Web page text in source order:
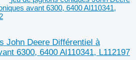
avant 6300, 6400 Al110341,
John Deere Différentiel à
6300, 6400 Al110341, L112197